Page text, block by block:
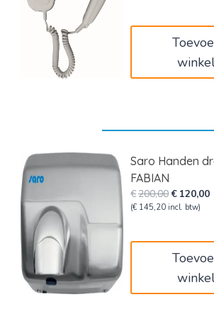
€33,00.
Saro Handen
FABIAN
€200,00
prijs
€200,00.
€ 120,00
(€ 145,20 incl. btw)